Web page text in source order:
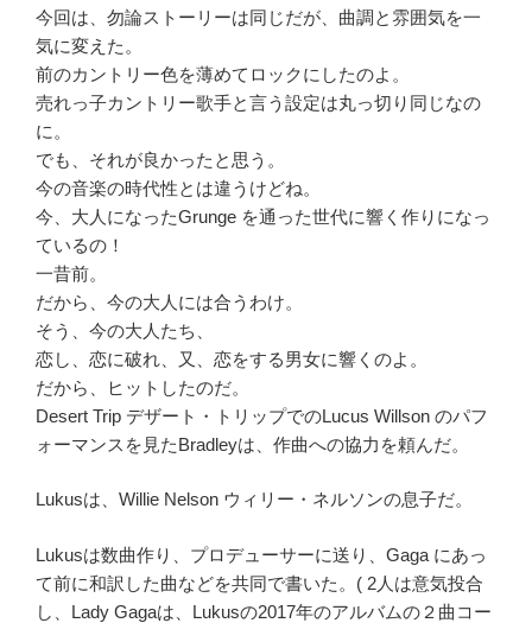
今回は、勿論ストーリーは同じだが、曲調と雰囲気を一
気に変えた。
前のカントリー色を薄めてロックにしたのよ。
売れっ子カントリー歌手と言う設定は丸っ切り同じなの
に。
でも、それが良かったと思う。
今の音楽の時代性とは違うけどね。
今、大人になったGrunge を通った世代に響く作りになっ
ているの！
一昔前。
だから、今の大人には合うわけ。
そう、今の大人たち、
恋し、恋に破れ、又、恋をする男女に響くのよ。
だから、ヒットしたのだ。
Desert Trip デザート・トリップでのLucus Willson のパフ
ォーマンスを見たBradleyは、作曲への協力を頼んだ。
Lukusは、Willie Nelson ウィリー・ネルソンの息子だ。
Lukusは数曲作り、プロデューサーに送り、Gaga にあっ
て前に和訳した曲などを共同で書いた。( 2人は意気投合
し、Lady Gagaは、Lukusの2017年のアルバムの２曲コー